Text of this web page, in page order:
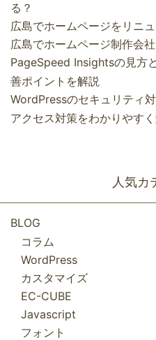
る？
広島でホームページをリニ
広島でホームページ制作会
PageSpeed Insightsの見方
善ポイントを解説
WordPressのセキュリティ
アクセス対策をわかりやす
人気カ
BLOG
コラム
WordPress
カスタマイズ
EC-CUBE
Javascript
フォント